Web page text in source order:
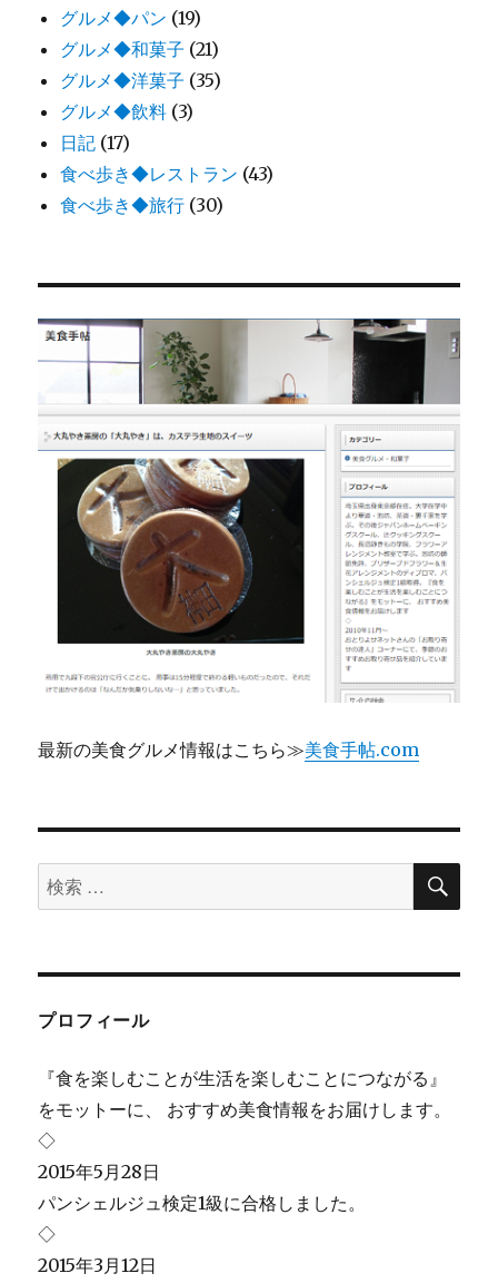
グルメ◆パン (19)
グルメ◆和菓子 (21)
グルメ◆洋菓子 (35)
グルメ◆飲料 (3)
日記 (17)
食べ歩き◆レストラン (43)
食べ歩き◆旅行 (30)
最新の美食グルメ情報はこちら≫美食手帖.com
検
索
象:
検
プロフィール
『食を楽しむことが生活を楽しむことにつながる』
をモットーに、 おすすめ美食情報をお届けします。
◇
2015年5月28日
パンシェルジュ検定1級に合格しました。
◇
2015年3月12日